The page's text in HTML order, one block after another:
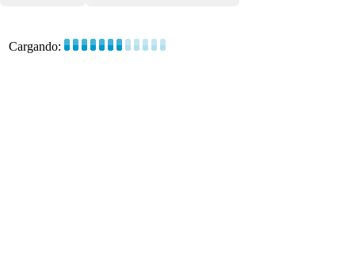
Cargando: